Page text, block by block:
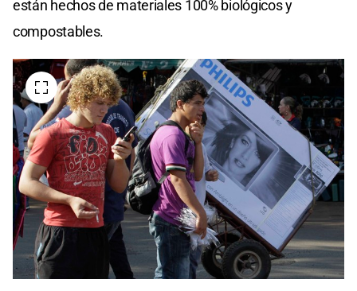
están hechos de materiales 100% biológicos y
compostables.